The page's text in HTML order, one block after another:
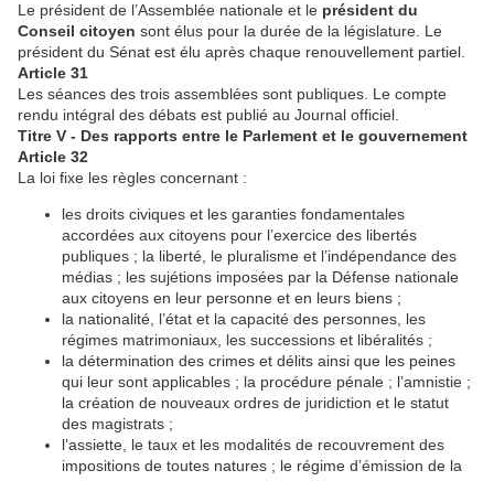
Le président de l’Assemblée nationale et le président du
Conseil citoyen sont élus pour la durée de la législature. Le
président du Sénat est élu après chaque renouvellement partiel.
Article 31
Les séances des trois assemblées sont publiques. Le compte
rendu intégral des débats est publié au Journal officiel.
Titre V - Des rapports entre le Parlement et le gouvernement
Article 32
La loi fixe les règles concernant :
les droits civiques et les garanties fondamentales
accordées aux citoyens pour l’exercice des libertés
publiques ; la liberté, le pluralisme et l’indépendance des
médias ; les sujétions imposées par la Défense nationale
aux citoyens en leur personne et en leurs biens ;
la nationalité, l’état et la capacité des personnes, les
régimes matrimoniaux, les successions et libéralités ;
la détermination des crimes et délits ainsi que les peines
qui leur sont applicables ; la procédure pénale ; l’amnistie ;
la création de nouveaux ordres de juridiction et le statut
des magistrats ;
l’assiette, le taux et les modalités de recouvrement des
impositions de toutes natures ; le régime d’émission de la